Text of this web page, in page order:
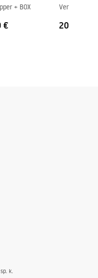
+ BOX
€
Venti Brush
204,00 €
k.